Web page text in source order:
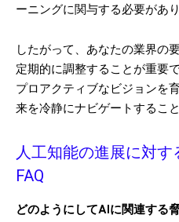
ーニングに関与する必要があり
したがって、あなたの業界の
定期的に調整することが重要
プロアクティブなビジョンを
来を冷静にナビゲートするこ
人工知能の進展に対
FAQ
どのようにしてAIに関連する